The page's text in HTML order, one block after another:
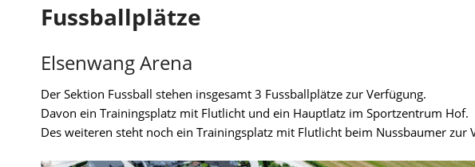
Vereinsstatuten des USK Hof
FAQ
Presse Sektion Stocksport
Fussballplätze
Elsenwang Arena
Der Sektion Fussball stehen insgesamt 3 Fussballplätze zur Verfügung.
Davon ein Trainingsplatz mit Flutlicht und ein Hauptlatz im Sportzentrum Hof.
Des weiteren steht noch ein Trainingsplatz mit Flutlicht beim Nussbaumer zur